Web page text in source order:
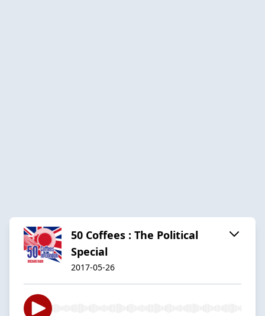
50 Coffees : The Political
Special
2017-05-26